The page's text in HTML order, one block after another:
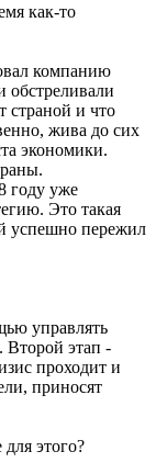
как-то
компанию
обстреливали
страной и что
жива до сих
экономики.
году уже
Это такая
успешно пережил
управлять
Второй этап -
проходит и
приносят
этого?